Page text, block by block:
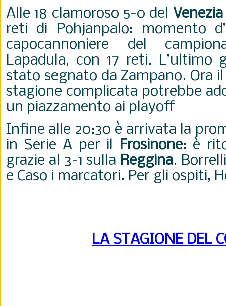
Alle 18 clamoroso 5-0 del Venezia
reti di Pohjanpalo: momento
capocannoniere del
Lapadula, con 17 reti. L’ultimo
stato segnato da Zampano. Ora
stagione complicata potrebbe
un piazzamento ai playoff
Infine alle 20:30 è arrivata la
in Serie A per il Frosinone: è
grazie al 3-1 sulla Reggina.
e Caso i marcatori. Per gli ospiti,
LA STAGIONE DEL